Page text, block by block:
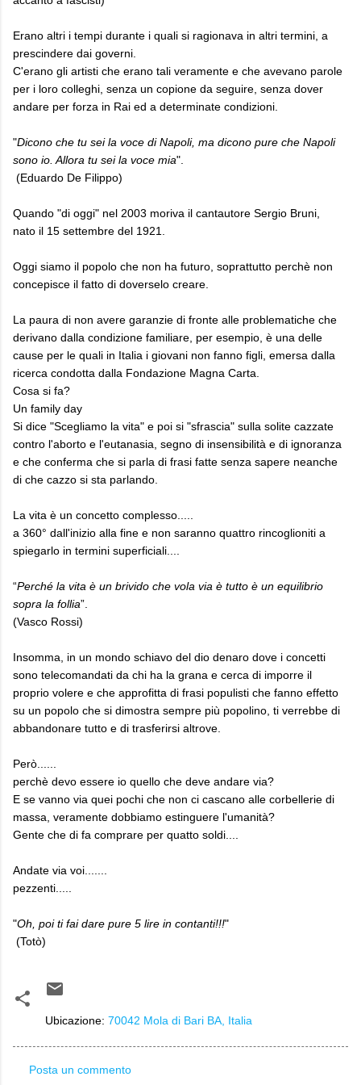
Erano altri i tempi durante i quali si ragionava in altri termini, a
prescindere dai governi.
C'erano gli artisti che erano tali veramente e che avevano parole
per i loro colleghi, senza un copione da seguire, senza dover
andare per forza in Rai ed a determinate condizioni.
"Dicono che tu sei la voce di Napoli, ma dicono pure che Napoli
sono io. Allora tu sei la voce mia".
(Eduardo De Filippo)
Quando "di oggi" nel 2003 moriva il cantautore Sergio Bruni,
nato il 15 settembre del 1921.
Oggi siamo il popolo che non ha futuro, soprattutto perchè non
concepisce il fatto di doverselo creare.
La paura di non avere garanzie di fronte alle problematiche che
derivano dalla condizione familiare, per esempio, è una delle
cause per le quali in Italia i giovani non fanno figli, emersa dalla
ricerca condotta dalla Fondazione Magna Carta.
Cosa si fa?
Un family day
Si dice "Scegliamo la vita" e poi si "sfrascia" sulla solite cazzate
contro l'aborto e l'eutanasia, segno di insensibilità e di ignoranza
e che conferma che si parla di frasi fatte senza sapere neanche
di che cazzo si sta parlando.
La vita è un concetto complesso.....
a 360° dall'inizio alla fine e non saranno quattro rincoglioniti a
spiegarlo in termini superficiali....
“Perché la vita è un brivido che vola via è tutto è un equilibrio
sopra la follia”.
(Vasco Rossi)
Insomma, in un mondo schiavo del dio denaro dove i concetti
sono telecomandati da chi ha la grana e cerca di imporre il
proprio volere e che approfitta di frasi populisti che fanno effetto
su un popolo che si dimostra sempre più popolino, ti verrebbe di
abbandonare tutto e di trasferirsi altrove.
Però......
perchè devo essere io quello che deve andare via?
E se vanno via quei pochi che non ci cascano alle corbellerie di
massa, veramente dobbiamo estinguere l'umanità?
Gente che di fa comprare per quatto soldi....
Andate via voi.......
pezzenti.....
"Oh, poi ti fai dare pure 5 lire in contanti!!!"
(Totò)
Ubicazione: 70042 Mola di Bari BA, Italia
Posta un commento